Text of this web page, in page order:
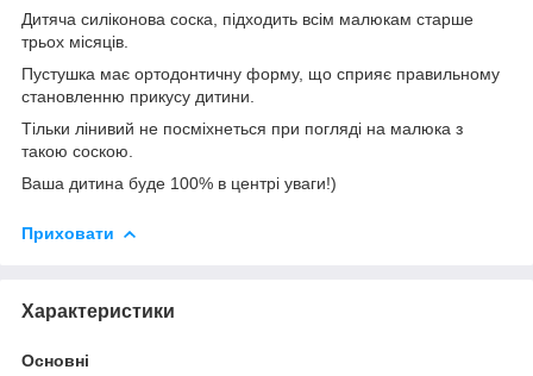
Дитяча силіконова соска, підходить всім малюкам старше
трьох місяців.
Пустушка має ортодонтичну форму, що сприяє правильному
становленню прикусу дитини.
Тільки лінивий не посміхнеться при погляді на малюка з
такою соскою.
Ваша дитина буде 100% в центрі уваги!)
Приховати
Характеристики
Основні